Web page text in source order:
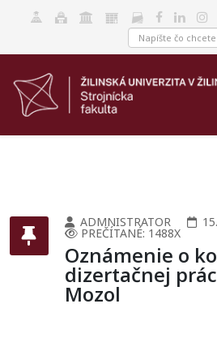
ADMNISTRATOR
PREČÍTANÉ: 1488X
Oznámenie o
dizertačnej
Mozol